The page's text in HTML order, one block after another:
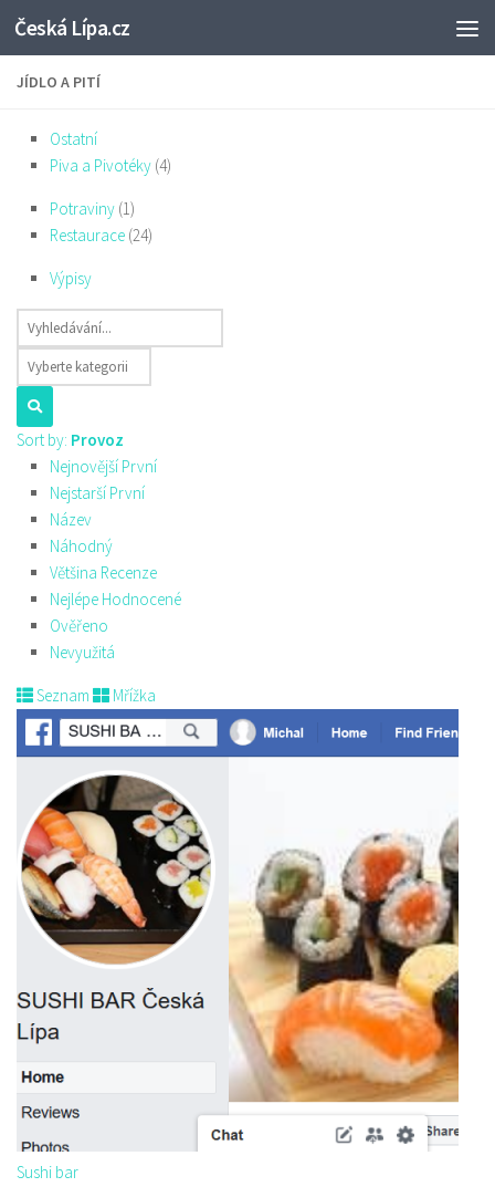
Skip to content
Česká Lípa.cz
JÍDLO A PITÍ
Ostatní
Piva a Pivotéky (4)
Potraviny (1)
Restaurace (24)
Výpisy
Sort by: Provoz
Nejnovější První
Nejstarší První
Název
Náhodný
Většina Recenze
Nejlépe Hodnocené
Ověřeno
Nevyužitá
Seznam Mřížka
Sushi bar